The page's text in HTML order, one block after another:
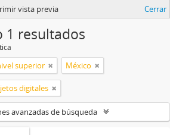
vista previa Cerrar
1 resultados
superior México
digitales
avanzadas de búsqueda